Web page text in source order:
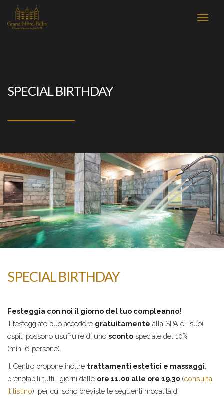
SPECIAL BIRTHDAY
SPECIAL BIRTHDAY
Festeggia con noi il giorno del tuo compleanno!
Il festeggiato può accedere gratuitamente alla SPA e i suoi
ospiti possono usufruire di uno sconto speciale del 10%
(min. 6 persone).
Il Centro propone inoltre trattamenti estetici e massaggi,
prenotabili tutti i giorni dalle ore 11.00 alle ore 19.30 (consulta
il listino), per cui sono previste le seguenti modalità di